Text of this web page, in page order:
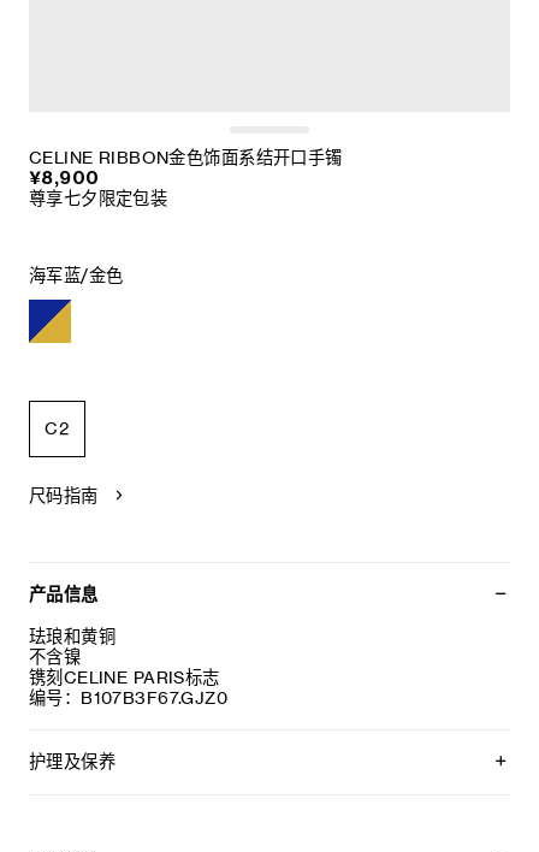
CELINE RIBBON金色饰面系结开口手镯
¥8,900
尊享七夕限定包装
海军蓝/金色
C2
尺码指南
产品信息
珐琅和黄铜
不含镍
镌刻CELINE PARIS标志
编号：B107B3F67.GJZ0
护理及保养